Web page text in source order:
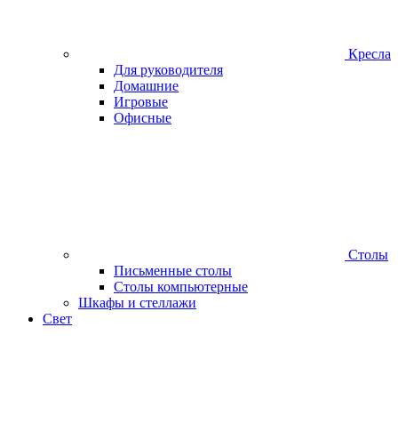
Кресла
Для руководителя
Домашние
Игровые
Офисные
Столы
Письменные столы
Столы компьютерные
Шкафы и стеллажи
Свет